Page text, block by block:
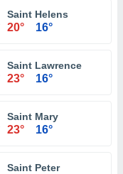
Saint Helens
20° 16°
Saint Lawrence
23° 16°
Saint Mary
23° 16°
Saint Peter